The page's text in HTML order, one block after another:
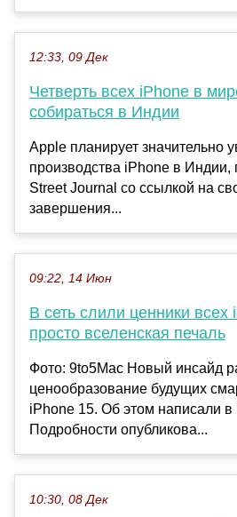
12:33, 09 Дек
Четверть всех iPhone в
собираться в Индии
Apple планирует значительно
производства iPhone в Индии,
Street Journal со ссылкой на
завершения...
09:22, 14 Июн
В сеть слили ценники всех
просто вселенская печаль
Фото: 9to5Mac Новый инсайд
ценообразование будущих
iPhone 15. Об этом написали в
Подробности опубликова...
10:30, 08 Дек